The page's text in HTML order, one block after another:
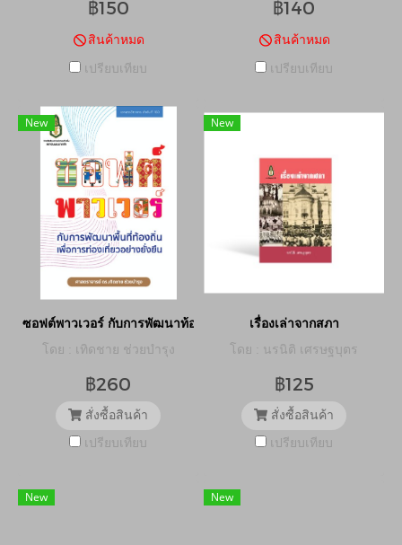
฿150
สินค้าหมด
เปรียบเทียบ
฿140
สินค้าหมด
เปรียบเทียบ
New
ซอฟต์พาวเวอร์ กับการพัฒนาท้องถิ่นเพื่อการท่องเที่ยวที่ยั่งยืน
โดย : เทิดชาย ช่วยบำรุง
฿260
สั่งซื้อสินค้า
เปรียบเทียบ
New
เรื่องเล่าจากสภา
โดย : นรนิติ เศรษฐบุตร
฿125
สั่งซื้อสินค้า
เปรียบเทียบ
New New